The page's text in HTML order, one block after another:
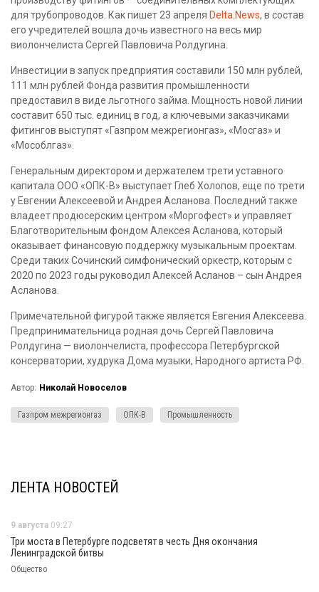
для трубопроводов. Как пишет 23 апреля Delta.News, в состав
его учредителей вошла дочь известного на весь мир
виолончелиста Сергей Павловича Ролдугина.
Инвестиции в запуск предприятия составили 150 млн рублей,
111 млн рублей Фонда развития промышленности
предоставил в виде льготного займа. Мощность новой линии
составит 650 тыс. единиц в год, а ключевыми заказчиками
фитингов выступят «Газпром межрегионгаз», «Мосгаз» и
«Мособлгаз».
Генеральным директором и держателем трети уставного
капитала ООО «ОПК-В» выступает Глеб Холопов, еще по трети
у Евгении Алексеевой и Андрея Асланова. Последний также
владеет продюсерским центром «Моргофест» и управляет
Благотворительным фондом Алексея Асланова, который
оказывает финансовую поддержку музыкальным проектам.
Среди таких Сочинский симфонический оркестр, которым с
2020 по 2023 годы руководил Алексей Асланов – сын Андрея
Асланова.
Примечательной фигурой также является Евгения Алексеева.
Предпринимательница родная дочь Сергей Павловича
Ролдугина — виолончелиста, профессора Петербургской
консерватории, худрука Дома музыки, Народного артиста РФ.
Автор: Николай Новоселов
Газпром межрегионгаз ОПК-В Промышленность
ЛЕНТА НОВОСТЕЙ
9 августа 09:27
Три моста в Петербурге подсветят в честь Дня окончания
Ленинградской битвы
Общество